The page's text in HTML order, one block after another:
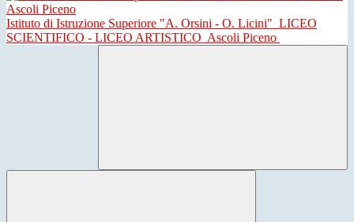
Istituto di Istruzione Superiore "A. Orsini - O. Licini" LICEO
SCIENTIFICO - LICEO ARTISTICO Ascoli Piceno